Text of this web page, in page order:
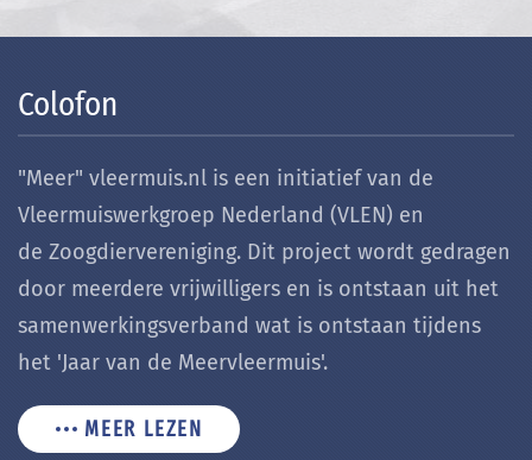
Colofon
"Meer" vleermuis.nl is een initiatief van de
Vleermuiswerkgroep Nederland (VLEN) en
de Zoogdiervereniging. Dit project wordt gedragen
door meerdere vrijwilligers en is ontstaan uit het
samenwerkingsverband wat is ontstaan tijdens
het 'Jaar van de Meervleermuis'.
MEER LEZEN